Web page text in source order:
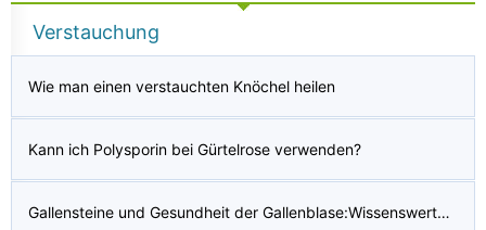
Verstauchung
Wie man einen verstauchten Knöchel heilen
Kann ich Polysporin bei Gürtelrose verwenden?
Gallensteine ​​und Gesundheit der Gallenblase:Wissenswertes und Leben nach der Entfernung